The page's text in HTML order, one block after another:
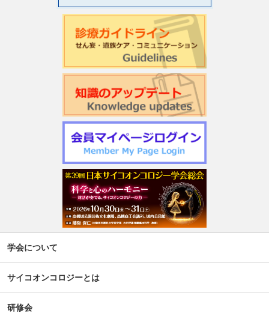
学会について
サイコオンコロジーとは
研修会